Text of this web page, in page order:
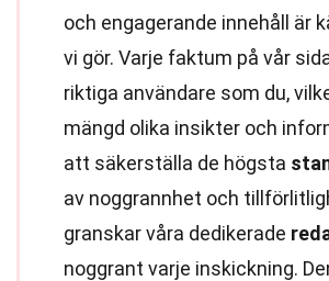
och engagerande innehåll är
vi gör. Varje faktum på vår
riktiga användare som du,
mängd olika insikter och
att säkerställa de högsta
av noggrannhet och
granskar våra dedikerade
noggrant varje inskickning.